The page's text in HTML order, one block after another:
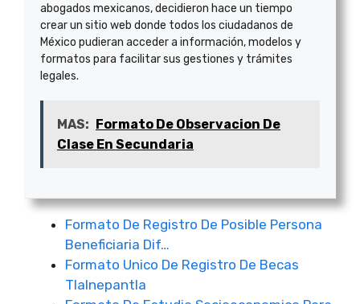
abogados mexicanos, decidieron hace un tiempo
crear un sitio web donde todos los ciudadanos de
México pudieran acceder a información, modelos y
formatos para facilitar sus gestiones y trámites
legales.
MAS: Formato De Observacion De
Clase En Secundaria
Formato De Registro De Posible Persona
Beneficiaria Dif…
Formato Unico De Registro De Becas
Tlalnepantla